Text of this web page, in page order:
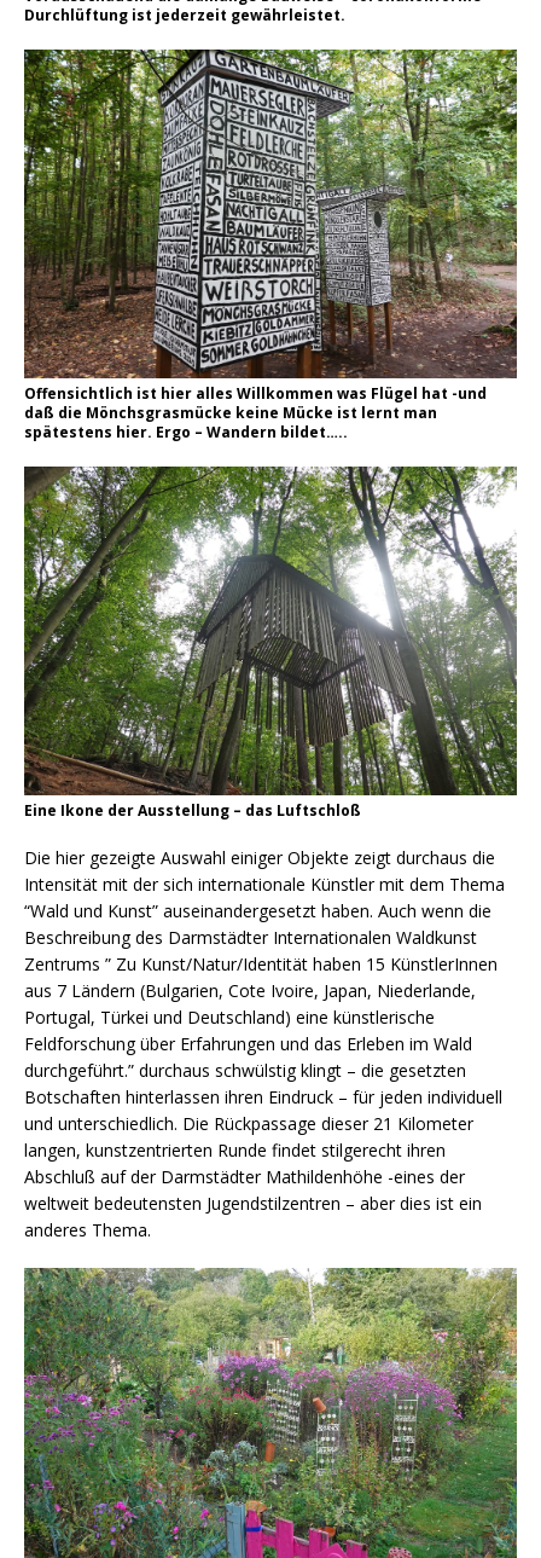
Durchlüftung ist jederzeit gewährleistet.
Offensichtlich ist hier alles Willkommen was Flügel hat -und
daß die Mönchsgrasmücke keine Mücke ist lernt man
spätestens hier. Ergo – Wandern bildet…..
Eine Ikone der Ausstellung – das Luftschloß
Die hier gezeigte Auswahl einiger Objekte zeigt durchaus die
Intensität mit der sich internationale Künstler mit dem Thema
“Wald und Kunst” auseinandergesetzt haben. Auch wenn die
Beschreibung des Darmstädter Internationalen Waldkunst
Zentrums ” Zu Kunst/Natur/Identität haben 15 KünstlerInnen
aus 7 Ländern (Bulgarien, Cote Ivoire, Japan, Niederlande,
Portugal, Türkei und Deutschland) eine künstlerische
Feldforschung über Erfahrungen und das Erleben im Wald
durchgeführt.” durchaus schwülstig klingt – die gesetzten
Botschaften hinterlassen ihren Eindruck – für jeden individuell
und unterschiedlich. Die Rückpassage dieser 21 Kilometer
langen, kunstzentrierten Runde findet stilgerecht ihren
Abschluß auf der Darmstädter Mathildenhöhe -eines der
weltweit bedeutensten Jugendstilzentren – aber dies ist ein
anderes Thema.